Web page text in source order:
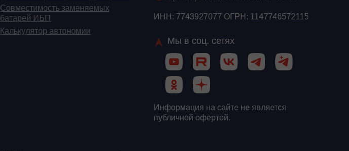
ИНН: 7743927077 ОГРН: 1147746572115
Мы в соц. сетях
Информация на сайте не является
публичной офертой.
Cовместимость заменяемых
батарей ИБП
Калькулятор автономии